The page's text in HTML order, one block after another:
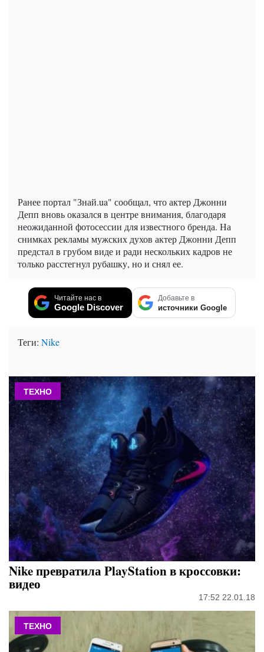
Ранее портал "Знай.ua" сообщал, что актер Джонни
Депп вновь оказался в центре внимания, благодаря
неожиданной фотосессии для известного бренда. На
снимках рекламы мужских духов актер Джонни Депп
предстал в грубом виде и ради нескольких кадров не
только расстегнул рубашку, но и снял ее.
Читайте нас в
Google Discover
Добавьте в
источники Google
Теги: Nike
ТЕХНО
Nike превратила PlayStation в кроссовки:
видео
17:52 22.01.18
ТЕХНО